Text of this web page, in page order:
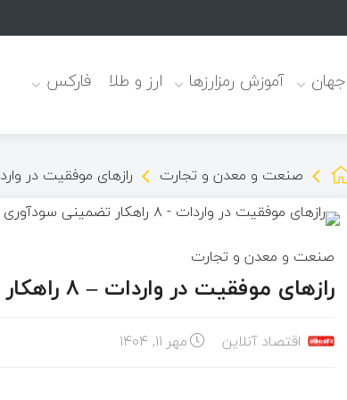
جهان آموزش رمزارزها ارز و طلا فارکس
صنعت و معدن و تجارت راز‌های موفقیت در واردات – ۸ راهکار تضمینی
صنعت و معدن و تجارت
راز‌های موفقیت در واردات – ۸ راهکار تضمینی سودآوری واردات
اقتصاد آنلاین مهر ۱۱, ۱۴۰۴